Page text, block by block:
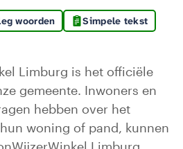
woorden Simpele tekst
Limburg is het officiële
gemeente. Inwoners en
hebben over het
woning of pand, kunnen